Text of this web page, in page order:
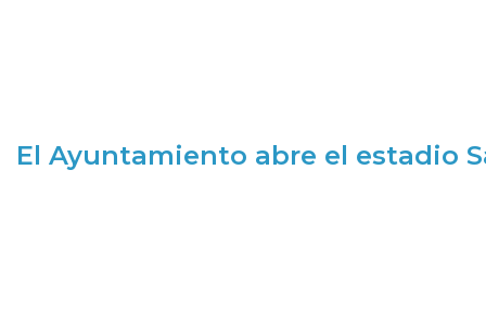
El Ayuntamiento abre el estadio